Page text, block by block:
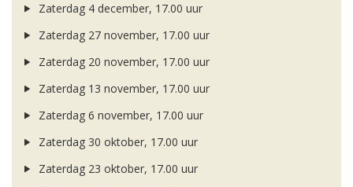
Zaterdag 4 december, 17.00 uur
Zaterdag 27 november, 17.00 uur
Zaterdag 20 november, 17.00 uur
Zaterdag 13 november, 17.00 uur
Zaterdag 6 november, 17.00 uur
Zaterdag 30 oktober, 17.00 uur
Zaterdag 23 oktober, 17.00 uur